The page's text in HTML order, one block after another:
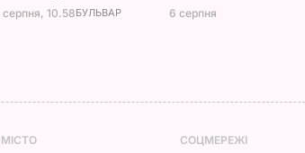
серпня, 10.58БУЛЬВАР 6 серпня, 09.54
МІСТО СОЦМЕРЕЖІ